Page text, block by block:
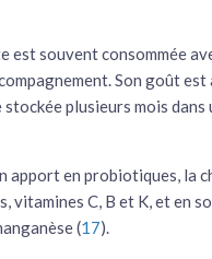
est souvent consommée
Son goût est
plusieurs mois dans
apport en probiotiques, la
vitamines C, B et K, et en
(17).